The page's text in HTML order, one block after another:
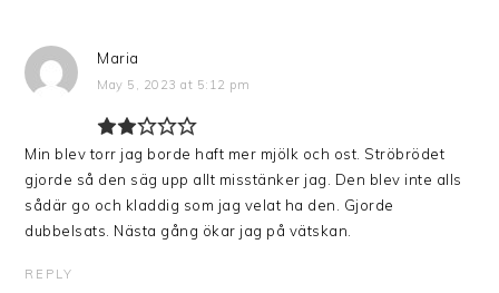
Maria
May 5, 2023 at 5:12 pm
Min blev torr jag borde haft mer mjölk och ost. Ströbrödet
gjorde så den säg upp allt misstänker jag. Den blev inte alls
sådär go och kladdig som jag velat ha den. Gjorde
dubbelsats. Nästa gång ökar jag på vätskan.
REPLY